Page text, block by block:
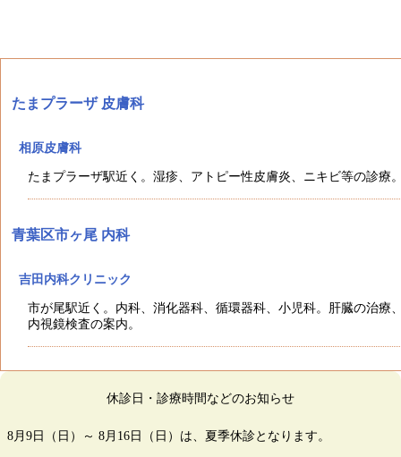
たまプラーザ 皮膚科
相原皮膚科
たまプラーザ駅近く。湿疹、アトピー性皮膚炎、ニキビ等の診療
青葉区市ヶ尾 内科
吉田内科クリニック
市が尾駅近く。内科、消化器科、循環器科、小児科。肝臓の治療
内視鏡検査の案内。
休診日・診療時間などのお知らせ
8月9日（日）～ 8月16日（日）は、夏季休診となります。